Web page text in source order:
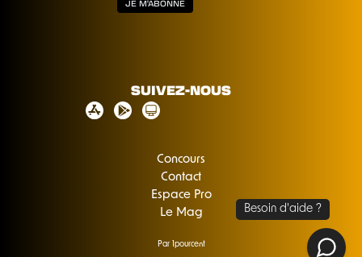
SUIVEZ-NOUS
Concours
Contact
Espace Pro
Le Mag
Par 1pourcent